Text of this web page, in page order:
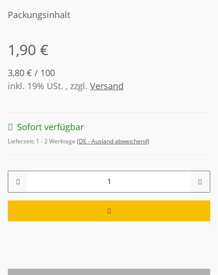
Packungsinhalt
1,90 €
3,80 € / 100
inkl. 19% USt. , zzgl. Versand
Sofort verfügbar
Lieferzeit: 1 - 2 Werktage (DE - Ausland abweichend)